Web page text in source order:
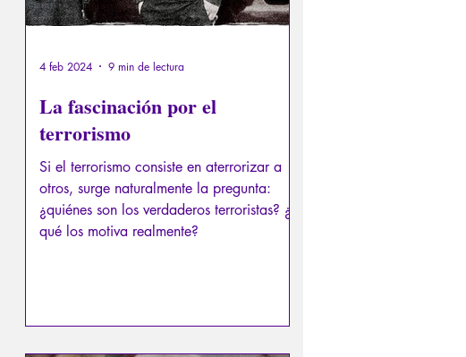
La fascinación por el
terrorismo
Si el terrorismo consiste en aterrorizar a
otros, surge naturalmente la pregunta:
¿quiénes son los verdaderos terroristas? ¿Y
qué los motiva realmente?
4 feb 2024 9 min de lectura